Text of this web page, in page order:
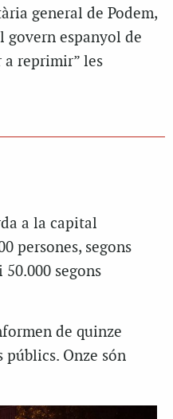
general de Podem,
govern espanyol de
reprimir” les
a la capital
persones, segons
segons
de quinze
públics. Onze són